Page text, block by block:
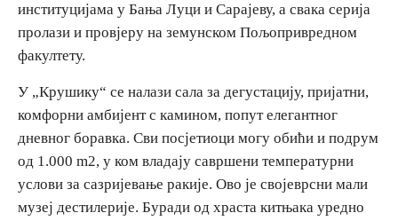
институцијама у Бања Луци и Сарајеву, а свака серија
пролази и провјеру на земунском Пољопривредном
факултету.
У „Крушику“ се налази сала за дегустацију, пријатни,
комфорни амбијент с камином, попут елегантног
дневног боравка. Сви посјетиоци могу обићи и подрум
од 1.000 m2, у ком владају савршени температурни
услови за сазријевање ракије. Ово је својеврсни мали
музеј дестилерије. Буради од храста китњака уредно